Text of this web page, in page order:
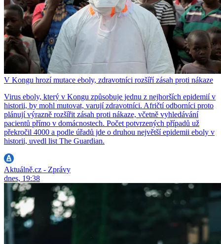
V Kongu hrozí mutace eboly, zdravotníci rozšíří zásah proti nákaze
Virus eboly, který v Kongu způsobuje jednu z nejhorších epidemií v
historii, by mohl mutovat, varují zdravotníci. Afričtí odborníci proto
plánují výrazně rozšířit zásah proti nákaze, včetně vyhledávání
pacientů přímo v domácnostech. Počet potvrzených případů už
překročil 4000 a podle úřadů jde o druhou největší epidemii eboly v
historii, uvedl list The Guardian.
Aktuálně.cz - Zprávy
dnes, 19:38